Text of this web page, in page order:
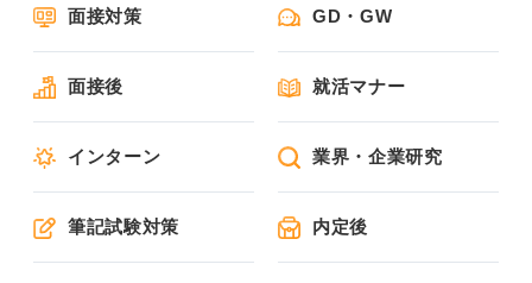
面接対策 GD・GW
面接後 就活マナー
インターン 業界・企業研究
筆記試験対策 内定後